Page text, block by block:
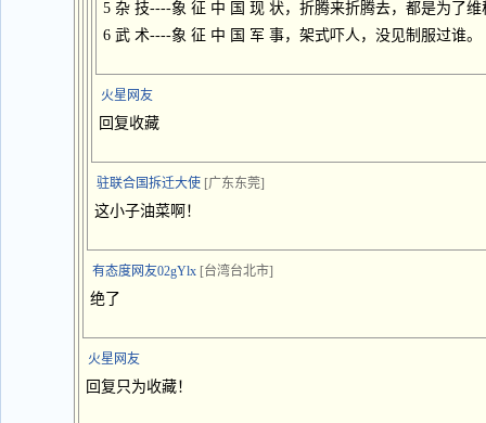
5 杂 技----象 征 中 国 现 状，折腾来折腾去，都是为了维
6 武 术----象 征 中 国 军 事，架式吓人，没见制服过谁。
火星网友
回复收藏
驻联合国拆迁大使 [广东东莞]
这小子油菜啊！
有态度网友02gYlx [台湾台北市]
绝了
火星网友
回复只为收藏！